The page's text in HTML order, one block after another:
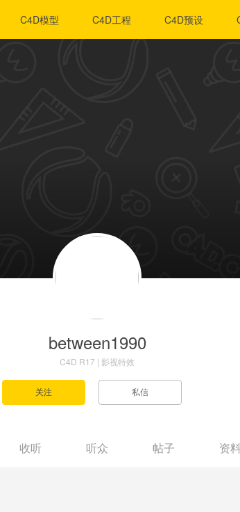
C4D模型 C4D工程 C4D预设
between1990
C4D R17 | 影视特效
收听 听众 帖子 资